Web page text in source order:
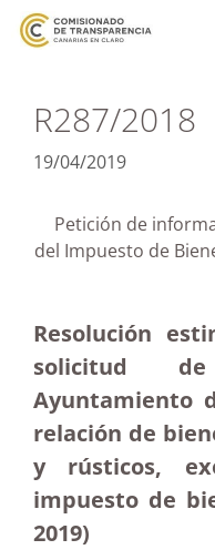
R287/2018
19/04/2019
Petición de
del Impuesto de
Resolución
solicitud
Ayuntamiento
relación de
y rústicos,
impuesto de
2019)